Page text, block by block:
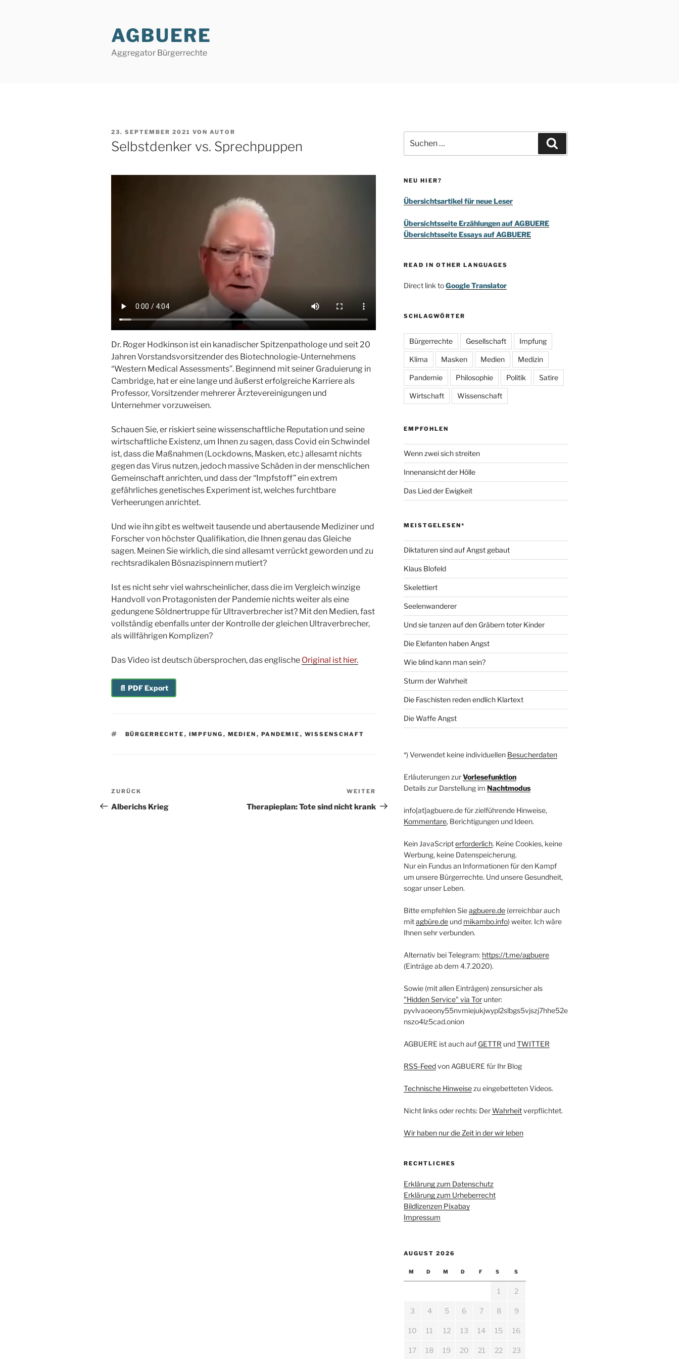
AGBUERE
Aggregator Bürgerrechte
VERÖFFENTLICHT
AM
23. SEPTEMBER 2021 VON AUTOR
Selbstdenker vs. Sprechpuppen
Dr. Roger Hodkinson ist ein kanadischer Spitzenpathologe und seit 20
Jahren Vorstandsvorsitzender des Biotechnologie-Unternehmens
“Western Medical Assessments”. Beginnend mit seiner Graduierung in
Cambridge, hat er eine lange und äußerst erfolgreiche Karriere als
Professor, Vorsitzender mehrerer Ärztevereinigungen und
Unternehmer vorzuweisen.
Schauen Sie, er riskiert seine wissenschaftliche Reputation und seine
wirtschaftliche Existenz, um Ihnen zu sagen, dass Covid ein Schwindel
ist, dass die Maßnahmen (Lockdowns, Masken, etc.) allesamt nichts
gegen das Virus nutzen, jedoch massive Schäden in der menschlichen
Gemeinschaft anrichten, und dass der “Impfstoff” ein extrem
gefährliches genetisches Experiment ist, welches furchtbare
Verheerungen anrichtet.
Und wie ihn gibt es weltweit tausende und abertausende Mediziner und
Forscher von höchster Qualifikation, die Ihnen genau das Gleiche
sagen. Meinen Sie wirklich, die sind allesamt verrückt geworden und zu
rechtsradikalen Bösnazispinnern mutiert?
Ist es nicht sehr viel wahrscheinlicher, dass die im Vergleich winzige
Handvoll von Protagonisten der Pandemie nichts weiter als eine
gedungene Söldnertruppe für Ultraverbrecher ist? Mit den Medien, fast
vollständig ebenfalls unter der Kontrolle der gleichen Ultraverbrecher,
als willfährigen Komplizen?
Das Video ist deutsch übersprochen, das englische Original ist hier.
📄 PDF Export
SCHLAGWÖRTER
BÜRGERRECHTE , IMPFUNG , MEDIEN , PANDEMIE , WISSENSCHAFT
Beitragsnavigation
Vorheriger
Beitrag
ZURÜCK
Alberichs Krieg
Nächster
Beitrag
WEITER
Therapieplan: Tote sind nicht krank
nach:
NEU HIER?
Übersichtsartikel für neue Leser
Übersichtsseite Erzählungen auf AGBUERE
Übersichtsseite Essays auf AGBUERE
READ IN OTHER LANGUAGES
Direct link toGoogle Translator
SCHLAGWÖRTER
Bürgerrechte Gesellschaft Impfung
Klima Masken Medien Medizin
Pandemie Philosophie Politik Satire
Wirtschaft Wissenschaft
EMPFOHLEN
Wenn zwei sich streiten
Innenansicht der Hölle
Das Lied der Ewigkeit
MEISTGELESEN*
Diktaturen sind auf Angst gebaut
Klaus Blofeld
Skelettiert
Seelenwanderer
Und sie tanzen auf den Gräbern toter Kinder
Die Elefanten haben Angst
Wie blind kann man sein?
Sturm der Wahrheit
Die Faschisten reden endlich Klartext
Die Waffe Angst
*) Verwendet keine individuellen Besucherdaten
Erläuterungen zurVorlesefunktion
Details zur Darstellung im Nachtmodus
info[at]agbuere.de für zielführende Hinweise,
Kommentare, Berichtigungen und Ideen.
Kein JavaScripterforderlich. Keine Cookies, keine
Werbung, keine Datenspeicherung.
Nur ein Fundus an Informationen für den Kampf
um unsere Bürgerrechte. Und unsere Gesundheit,
sogar unser Leben.
Bitte empfehlen Sieagbuere.de(erreichbar auch
mitagbüre.deund mikambo.info) weiter. Ich wäre
Ihnen sehr verbunden.
Alternativ bei Telegram: https://t.me/agbuere
(Einträge ab dem 4.7.2020).
Sowie (mit allen Einträgen) zensursicher als
"Hidden Service" via Torunter:
pyvlvaoeony55nvmiejukjwypl2slbgs5vjszj7hhe52e
nszo4lz5cad.onion
AGBUERE ist auch auf GETTR undTWITTER
RSS-Feedvon AGBUERE für Ihr Blog
Technische Hinweisezu eingebetteten Videos.
Nicht links oder rechts: DerWahrheitverpflichtet.
Wir haben nur die Zeit in der wir leben
RECHTLICHES
Erklärung zum Datenschutz
Erklärung zum Urheberrecht
Bildlizenzen Pixabay
Impressum
AUGUST 2026
M D M D F S S
1 2
3 4 5 6 7 8 9
10 11 12 13 14 15 16
17 18 19 20 21 22 23